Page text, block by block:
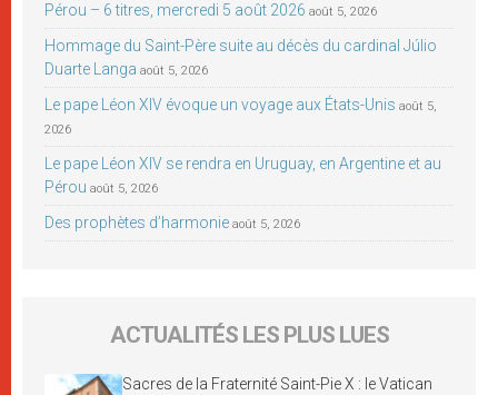
Pérou – 6 titres, mercredi 5 août 2026 août 5, 2026
Hommage du Saint-Père suite au décès du cardinal Júlio
Duarte Langa août 5, 2026
Le pape Léon XIV évoque un voyage aux États-Unis août 5,
2026
Le pape Léon XIV se rendra en Uruguay, en Argentine et au
Pérou août 5, 2026
Des prophètes d’harmonie août 5, 2026
ACTUALITÉS LES PLUS LUES
Sacres de la Fraternité Saint-Pie X : le Vatican